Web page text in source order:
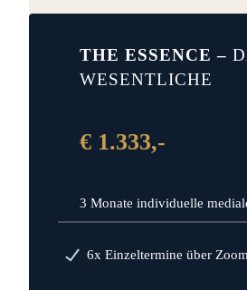
THE ESSENCE –
WESENTLICHE
€ 1.333,-
3 Monate individuelle
6x Einzeltermine über